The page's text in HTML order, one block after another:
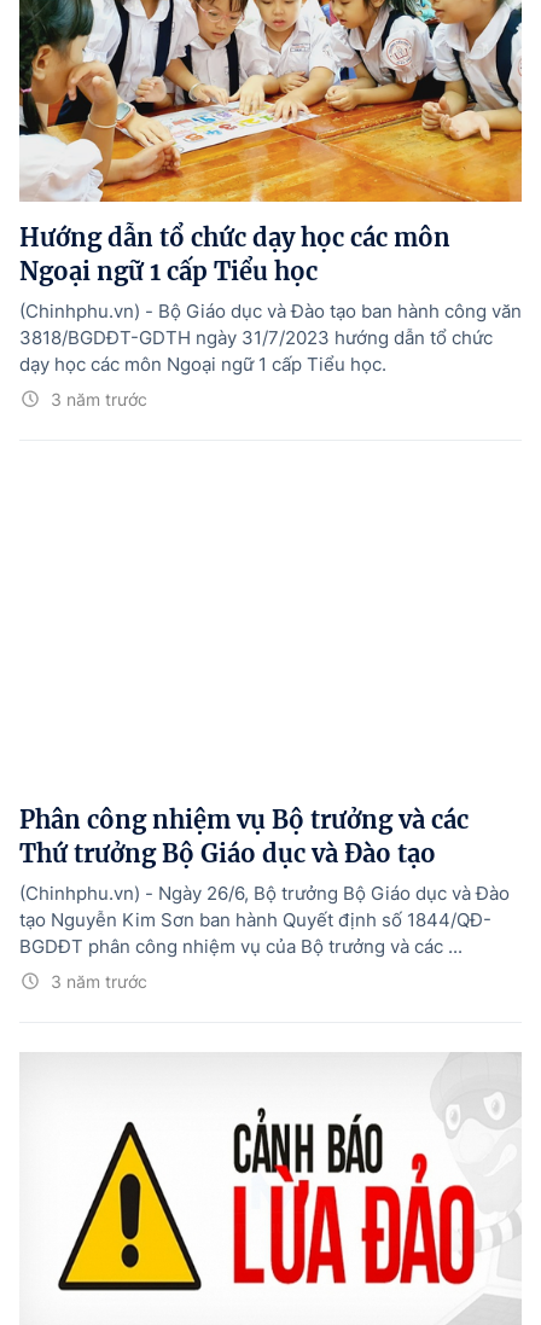
Hướng dẫn tổ chức dạy học các môn
Ngoại ngữ 1 cấp Tiểu học
3 năm trước
(Chinhphu.vn) - Bộ Giáo dục và Đào tạo ban hành công văn
3818/BGDĐT-GDTH ngày 31/7/2023 hướng dẫn tổ chức
dạy học các môn Ngoại ngữ 1 cấp Tiểu học.
Phân công nhiệm vụ Bộ trưởng và các
Thứ trưởng Bộ Giáo dục và Đào tạo
3 năm trước
(Chinhphu.vn) - Ngày 26/6, Bộ trưởng Bộ Giáo dục và Đào
tạo Nguyễn Kim Sơn ban hành Quyết định số 1844/QĐ-
BGDĐT phân công nhiệm vụ của Bộ trưởng và các ...